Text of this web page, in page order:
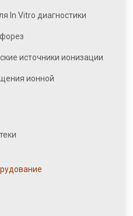
In Vitro диагностики
источники ионизации
ионной